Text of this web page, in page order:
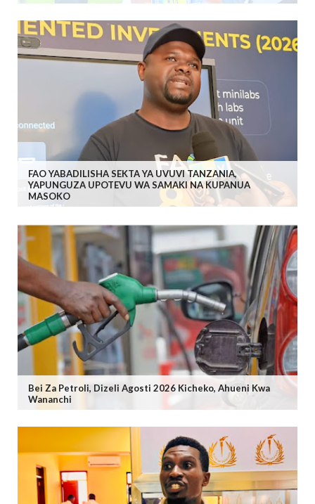
FAO YABADILISHA SEKTA YA UVUVI TANZANIA,
YAPUNGUZA UPOTEVU WA SAMAKI NA KUPANUA
MASOKO
Bei Za Petroli, Dizeli Agosti 2026 Kicheko, Ahueni Kwa
Wananchi